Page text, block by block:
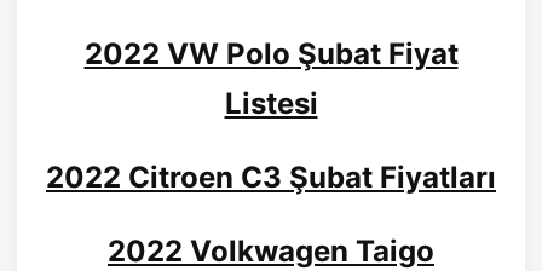
2022 VW Polo Şubat Fiyat
Listesi
2022 Citroen C3 Şubat Fiyatları
2022 Volkwagen Taigo